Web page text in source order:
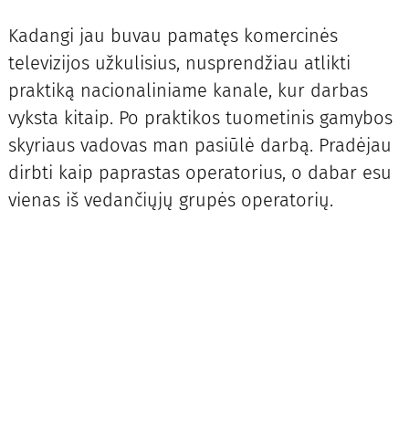
Kadangi jau buvau pamatęs komercinės
televizijos užkulisius, nusprendžiau atlikti
praktiką nacionaliniame kanale, kur darbas
vyksta kitaip. Po praktikos tuometinis gamybos
skyriaus vadovas man pasiūlė darbą. Pradėjau
dirbti kaip paprastas operatorius, o dabar esu
vienas iš vedančiųjų grupės operatorių.